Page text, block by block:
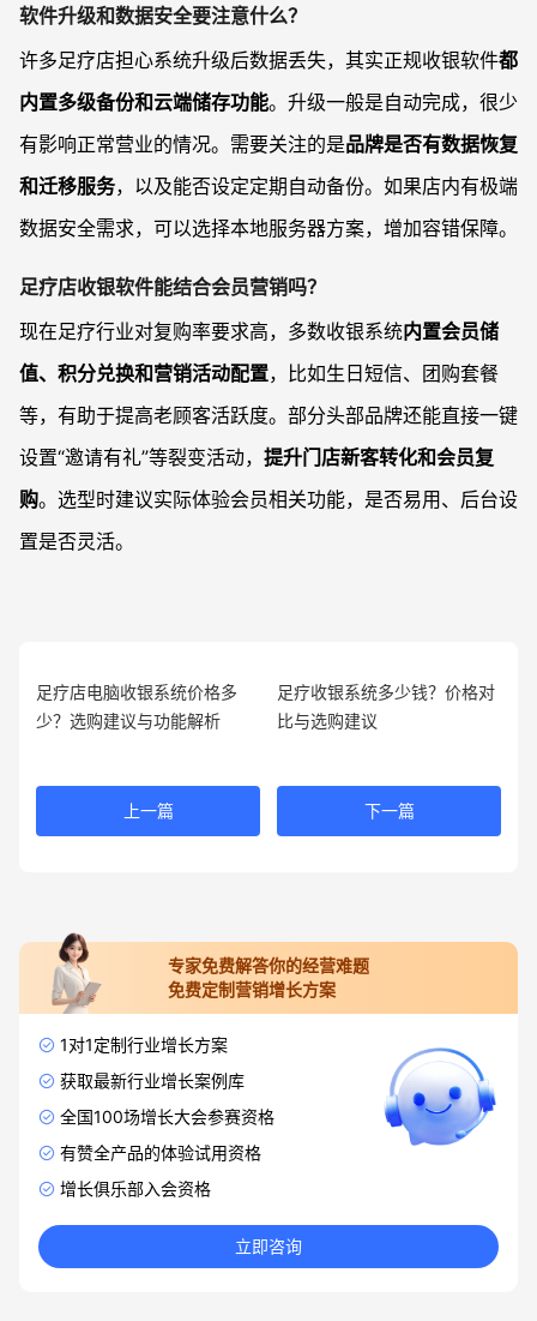
软件升级和数据安全要注意什么？
许多足疗店担心系统升级后数据丢失，其实正规收银软件都
内置多级备份和云端储存功能。升级一般是自动完成，很少
有影响正常营业的情况。需要关注的是品牌是否有数据恢复
和迁移服务，以及能否设定定期自动备份。如果店内有极端
数据安全需求，可以选择本地服务器方案，增加容错保障。
足疗店收银软件能结合会员营销吗？
现在足疗行业对复购率要求高，多数收银系统内置会员储
值、积分兑换和营销活动配置，比如生日短信、团购套餐
等，有助于提高老顾客活跃度。部分头部品牌还能直接一键
设置“邀请有礼”等裂变活动， 提升门店新客转化和会员复
购。选型时建议实际体验会员相关功能，是否易用、后台设
置是否灵活。
足疗店电脑收银系统价格多
少？选购建议与功能解析
上一篇
足疗收银系统多少钱？价格对
比与选购建议
下一篇
专家免费解答你的经营难题
免费定制营销增长方案
1对1定制行业增长方案
获取最新行业增长案例库
全国100场增长大会参赛资格
有赞全产品的体验试用资格
增长俱乐部入会资格
立即咨询